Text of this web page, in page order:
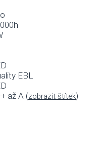
EBL
až A (zobrazit štítek)